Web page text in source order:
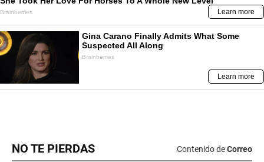
NO TE PIERDAS Contenido deCorreo